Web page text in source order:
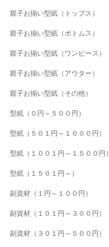
親子お揃い型紙（トップス）
親子お揃い型紙（ボトムス）
親子お揃い型紙（ワンピース）
親子お揃い型紙（アウター）
親子お揃い型紙（その他）
型紙（０円～５００円）
型紙（５０１円～１０００円）
型紙（１００１円～１５００円）
型紙（１５０１円～）
副資材（１円～１００円）
副資材（１０１円～３００円）
副資材（３０１円～５００円）